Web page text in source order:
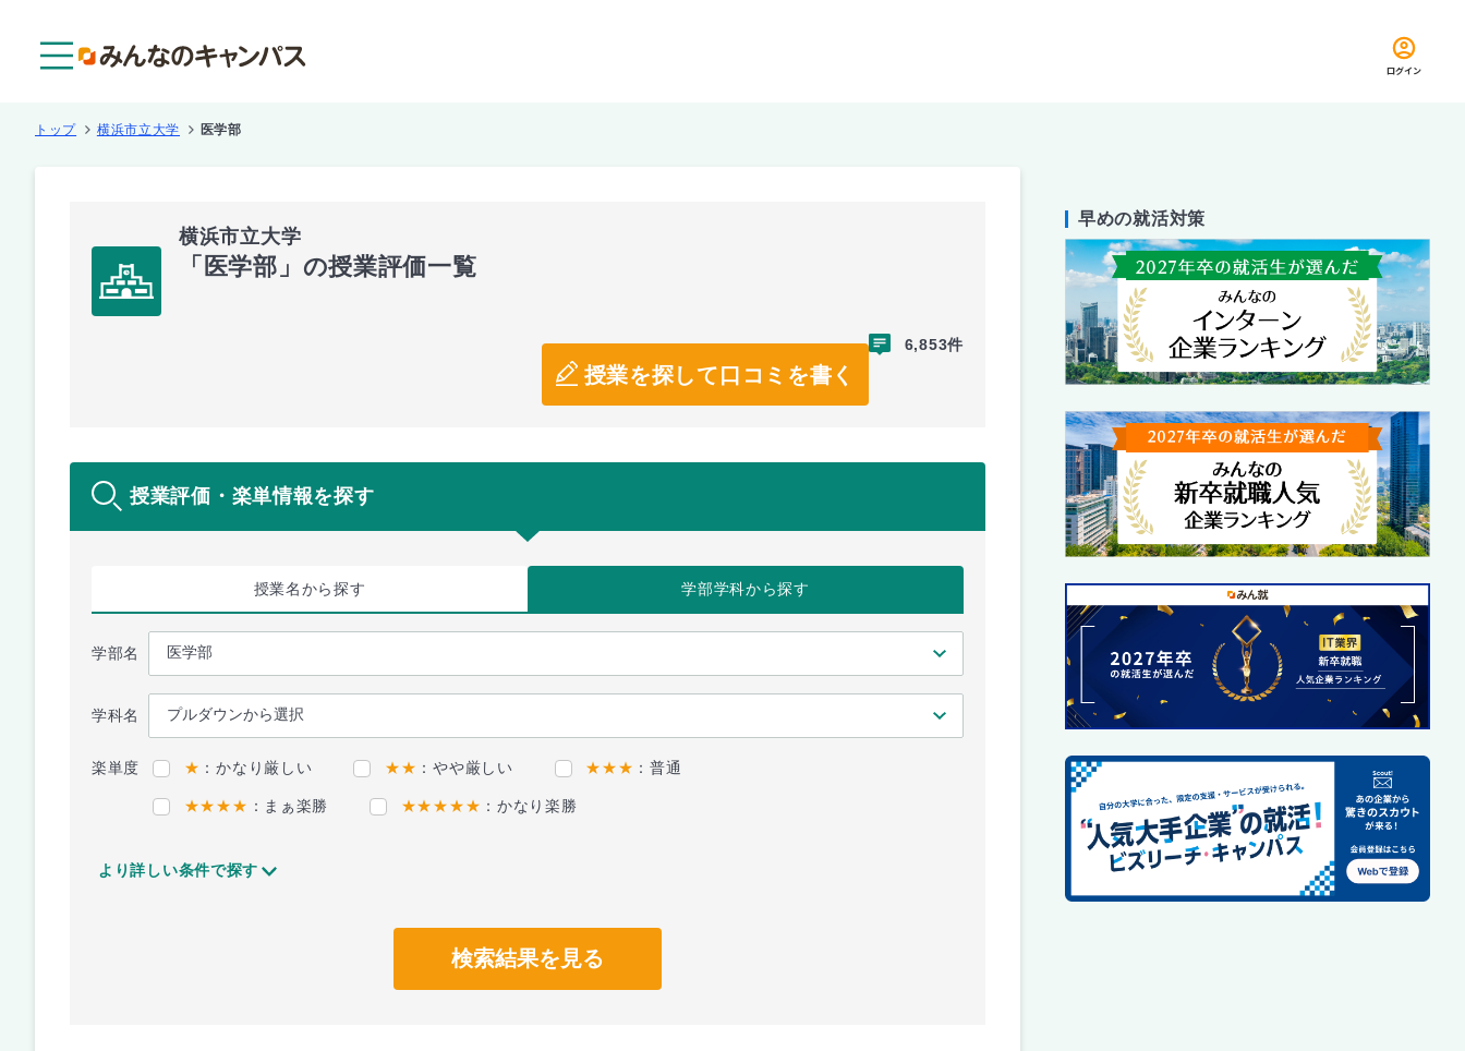
ログイン
トップ 横浜市立大学 医学部
横浜市立大学
「医学部」の授業評価一覧
授業を探して口コミを書く
6,853件
授業評価・楽単情報を探す
授業名から探す 学部学科から探す
学部名
学科名
楽単度 ★ ：かなり厳しい ★★ ：やや厳しい ★★★ ：普通
★★★★ ：まぁ楽勝 ★★★★★ ：かなり楽勝
より詳しい条件で探す
検索結果を見る
早めの就活対策